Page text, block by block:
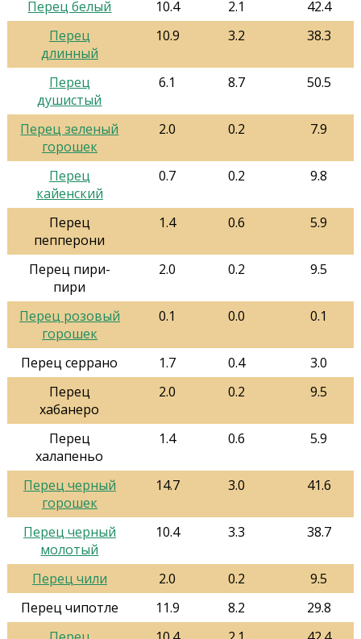
Перец белый 10.4 2.1
42.4
Перец
длинный
10.9 3.2 38.3
Перец
душистый
6.1 8.7 50.5
Перец зеленый
горошек
2.0 0.2 7.9
Перец
кайенский
0.7 0.2 9.8
Перец
пепперони
1.4 0.6 5.9
Перец пири-
пири
2.0 0.2 9.5
Перец розовый
горошек
0.1 0.0 0.1
Перец серрано 1.7 0.4
3.0
Перец
хабанеро
2.0 0.2 9.5
Перец
халапеньо
1.4 0.6 5.9
Перец черный
горошек
14.7 3.0 41.6
Перец черный
молотый
10.4 3.3 38.7
Перец чили 2.0 0.2
9.5
Перец чипотле
11.9 8.2
29.8